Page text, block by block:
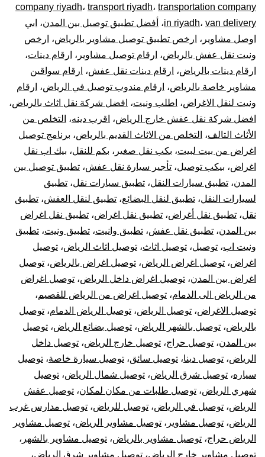
نقل
البضائع
الأغراض
داخل
و
خارج
الرياض
company riyadh، transport riyadh، transportation company
in riyadh، van delivery ، أفضل تطبيق توصيل بين المدن، ابي
اوصل مشاوير ، ارخص تطبيق توصيل مشاوير بالرياض، ارخص
ونيت نقل عفش بالرياض، ارقام توصيل مشاوير ، ارقام دينات،
ارقام دينات بالرياض، ارقام دينات نقل عفش، ارقام سواقين
مشاوير خاصة بالرياض، ارقام مندوب توصيل في الرياض، ارقام
ونيت لنقل الاغراض، اطلب ونيت، افضل شركة نقل اثاث بالرياض،
افضل شركة نقل عفش خارج الرياض، اقرب دينه، التخلص من
الأثاث التالف، التخلص من الاثاث القديم بالرياض، برنامج توصيل
اغراض من بيت لبيت، بكب نقل صغير ، بكم للنقل، بيك اب نقل
اغراض، بيكب توصيل، تأجير سيارة نقل عفش، تطبيق توصيل بين
المدن، تطبيق سيارات النقل، تطبيق سيارات نقل، تطبيق
لسيارات النقل، تطبيق لنقل البضائع، تطبيق لنقل العفش، تطبيق
نقل، تطبيق نقل أغراض، تطبيق نقل اغراض، تطبيق نقل اغراض
بين المدن، تطبيق نقل عفش، تطبيق وانيت، تطبيق ونيت، تطبيق
ونيت اب، توصيل، توصيل اثاث، توصيل اثاث الرياض، توصيل
اغراض، توصيل اغراض الرياض، توصيل اغراض بالرياض، توصيل
اغراض بين المدن، توصيل اغراض داخل الرياض، توصيل اغراض
من الرياض الى الدمام، توصيل اغراض من الرياض للقصيم،
توصيل الاغراض، توصيل الرياض، توصيل الرياض الدمام، توصيل
بالرياض، توصيل بالشهر الرياض، توصيل بضائع الرياض، توصيل
بين المدن، توصيل حراج، توصيل خارج الرياض، توصيل داخل
الرياض، توصيل دينا، توصيل سائق، توصيل سيارة خاصة، توصيل
سياره، توصيل شرق الرياض، توصيل شمال الرياض، توصيل
شهري الرياض، توصيل طلبات من مكان لمكان، توصيل عفش
الرياض، توصيل في الرياض، توصيل للرياض، توصيل مدارس غرب
الرياض، توصيل مشاوير ، توصيل مشاوير الرياض، توصيل مشاوير
الرياض حراج، توصيل مشاوير بالرياض، توصيل مشاوير بالشهر ،
توصيل مشاوير خارج الرياض، توصيل مشاوير شرق الرياض،